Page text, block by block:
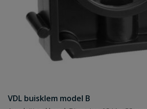
VDL buisklem model B